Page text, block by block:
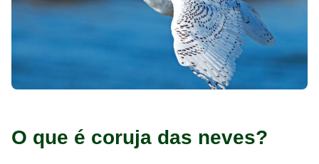
O que é coruja das neves?